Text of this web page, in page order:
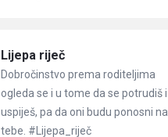
Članci
Lijepa riječ
Dobročinstvo prema roditeljima
ogleda se i u tome da se potrudiš i
uspiješ, pa da oni budu ponosni na
tebe. #Lijepa_riječ